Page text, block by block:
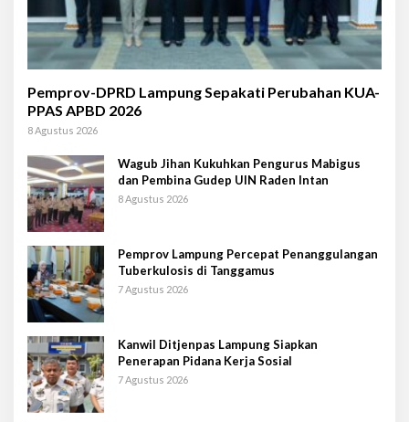
Pemprov-DPRD Lampung Sepakati Perubahan KUA-
PPAS APBD 2026
8 Agustus 2026
Wagub Jihan Kukuhkan Pengurus Mabigus
dan Pembina Gudep UIN Raden Intan
8 Agustus 2026
Pemprov Lampung Percepat Penanggulangan
Tuberkulosis di Tanggamus
7 Agustus 2026
Kanwil Ditjenpas Lampung Siapkan
Penerapan Pidana Kerja Sosial
7 Agustus 2026